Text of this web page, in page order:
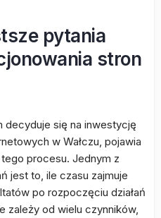
pytania
stron
decyduje się na inwestycję
w Wałczu, pojawia
procesu. Jednym z
jest to, ile czasu zajmuje
po rozpoczęciu działań
zależy od wielu czynników,